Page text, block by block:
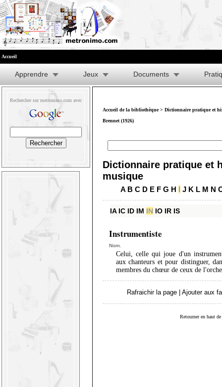
Accueil
Apprendre Jeux Documents
Rechercher sur metronimo.com avec
Accueil de la bibliothèque> Dictionnaire pratique et
Brennet (1926)
Dictionnaire pratique et
musique
A B C D E F G H I J K L M N
IA IC ID IM IN IO IR IS
Instrumentiste
Nom.
Celui, celle qui joue d'un
aux chanteurs et pour distinguer,
membres du chœur de ceux de
Rafraichir la page Ajouter aux
Retourner en haut de